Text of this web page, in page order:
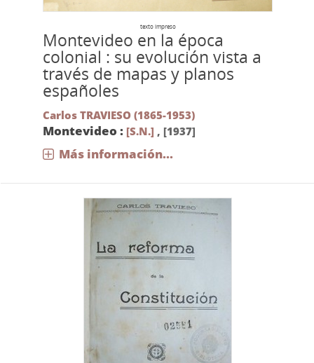
texto impreso
Montevideo en la época
colonial : su evolución vista a
través de mapas y planos
españoles
Carlos TRAVIESO (1865-1953)
Montevideo : [S.N.] , [1937]
Más información...